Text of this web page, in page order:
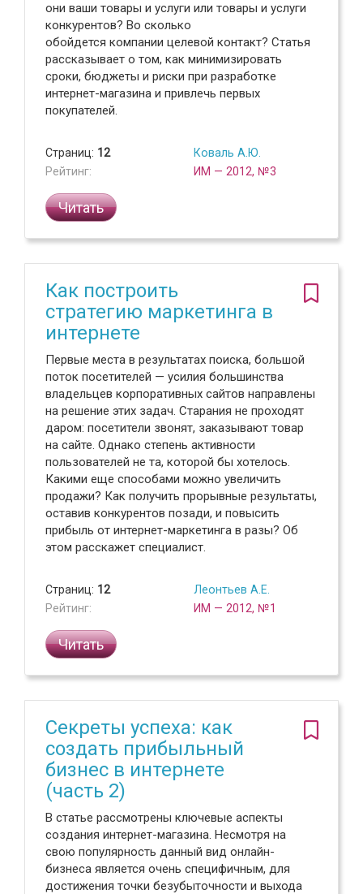
они ваши товары и услуги или товары и услуги
конкурентов? Во сколько
обойдется компании целевой контакт? Статья
рассказывает о том, как минимизировать
сроки, бюджеты и риски при разработке
интернет-магазина и привлечь первых
покупателей.
Страниц: 12
Рейтинг:
Коваль А.Ю.
ИМ — 2012, №3
Читать
Как построить
стратегию маркетинга в
интернете
Первые места в результатах поиска, большой
поток посетителей — усилия большинства
владельцев корпоративных сайтов направлены
на решение этих задач. Старания не проходят
даром: посетители звонят, заказывают товар
на сайте. Однако степень активности
пользователей не та, которой бы хотелось.
Какими еще способами можно увеличить
продажи? Как получить прорывные результаты,
оставив конкурентов позади, и повысить
прибыль от интернет-маркетинга в разы? Об
этом расскажет специалист.
Страниц: 12
Рейтинг:
Леонтьев А.Е.
ИМ — 2012, №1
Читать
Секреты успеха: как
создать прибыльный
бизнес в интернете
(часть 2)
В статье рассмотрены ключевые аспекты
создания интернет-магазина. Несмотря на
свою популярность данный вид онлайн-
бизнеса является очень специфичным, для
достижения точки безубыточности и выхода